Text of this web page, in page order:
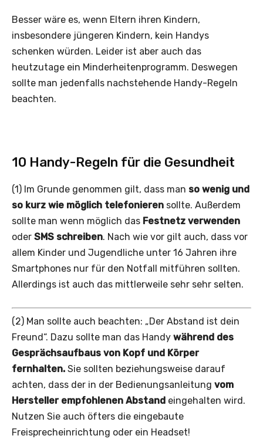
Besser wäre es, wenn Eltern ihren Kindern,
insbesondere jüngeren Kindern, kein Handys
schenken würden. Leider ist aber auch das
heutzutage ein Minderheitenprogramm. Deswegen
sollte man jedenfalls nachstehende Handy-Regeln
beachten.
10 Handy-Regeln für die Gesundheit
(1) Im Grunde genommen gilt, dass man so wenig und
so kurz wie möglich telefonieren sollte. Außerdem
sollte man wenn möglich das Festnetz verwenden
oder SMS schreiben. Nach wie vor gilt auch, dass vor
allem Kinder und Jugendliche unter 16 Jahren ihre
Smartphones nur für den Notfall mitführen sollten.
Allerdings ist auch das mittlerweile sehr sehr selten.
(2) Man sollte auch beachten: „Der Abstand ist dein
Freund“. Dazu sollte man das Handy während des
Gesprächsaufbaus von Kopf und Körper
fernhalten. Sie sollten beziehungsweise darauf
achten, dass der in der Bedienungsanleitung vom
Hersteller empfohlenen Abstand eingehalten wird.
Nutzen Sie auch öfters die eingebaute
Freisprecheinrichtung oder ein Headset!